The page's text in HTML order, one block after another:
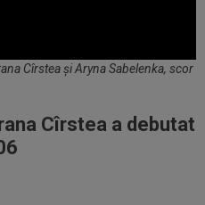
Cîrstea și Aryna Sabelenka, scor
Cîrstea a debutat